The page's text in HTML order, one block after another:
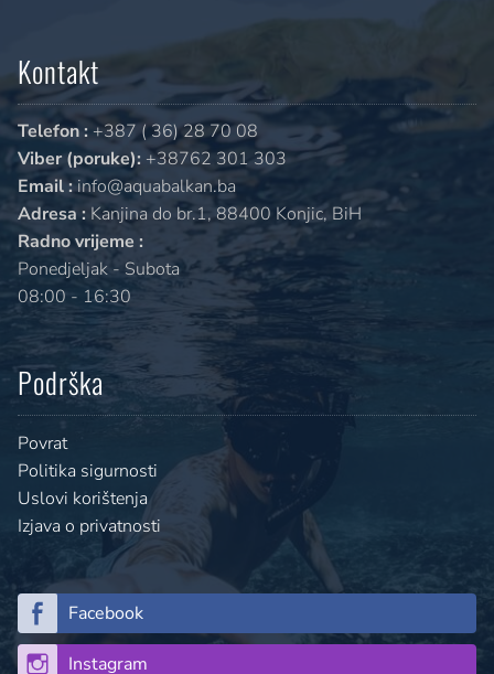
Kontakt
Telefon : +387 ( 36) 28 70 08
Viber (poruke): +38762 301 303
Email :info@aquabalkan.ba
Adresa : Kanjina do br.1, 88400 Konjic, BiH
Radno vrijeme :
Ponedjeljak - Subota
08:00 - 16:30
Podrška
Povrat
Politika sigurnosti
Uslovi korištenja
Izjava o privatnosti
Facebook
Instagram